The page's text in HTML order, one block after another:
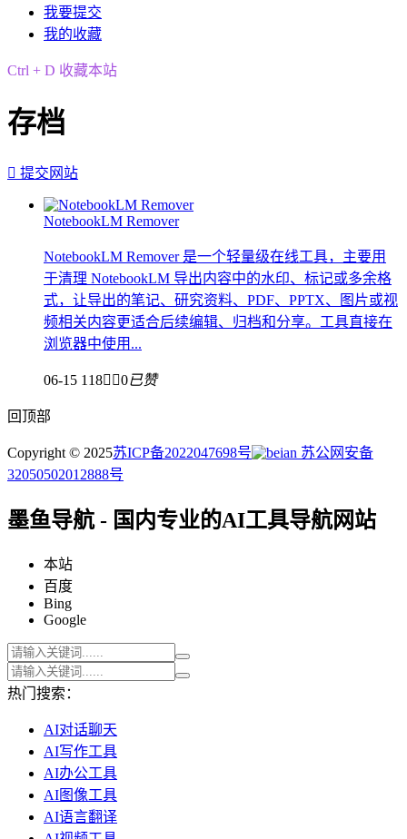
我要提交
我的收藏
Ctrl + D 收藏本站
存档
 提交网站
NotebookLM Remover
NotebookLM Remover 是一个轻量级在线工具，主要用
于清理 NotebookLM 导出内容中的水印、标记或多余格
式，让导出的笔记、研究资料、PDF、PPTX、图片或视
频相关内容更适合后续编辑、归档和分享。工具直接在
浏览器中使用...
06-15 118 0已赞
回顶部
Copyright © 2025苏ICP备2022047698号
苏公网安备
32050502012888号
墨鱼导航 - 国内专业的AI工具导航网站
本站
百度
Bing
Google
热门搜索：
AI对话聊天
AI写作工具
AI办公工具
AI图像工具
AI语言翻译